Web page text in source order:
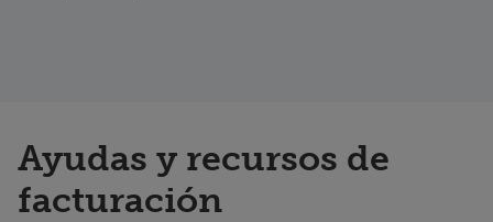
Ayudas y recursos de
facturación